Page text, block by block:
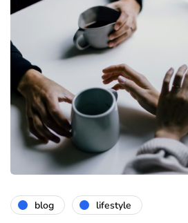
blog lifestyle